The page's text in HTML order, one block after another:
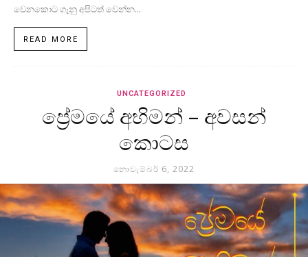
වෙනකොට ගෑනු අපිටත් වෙන්න...
READ MORE
UNCATEGORIZED
ප්‍රේමයේ අභිමන් – අවසන්
කොටස
නොවැම්බර් 6, 2022